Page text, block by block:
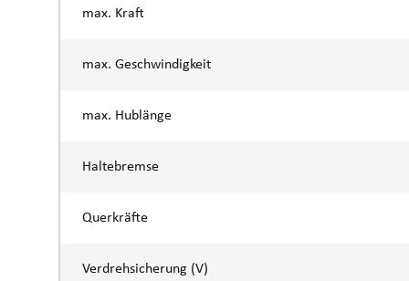
max. Kraft
max. Geschwindigkeit
max. Hublänge
Haltebremse
Querkräfte
Verdrehsicherung (V)